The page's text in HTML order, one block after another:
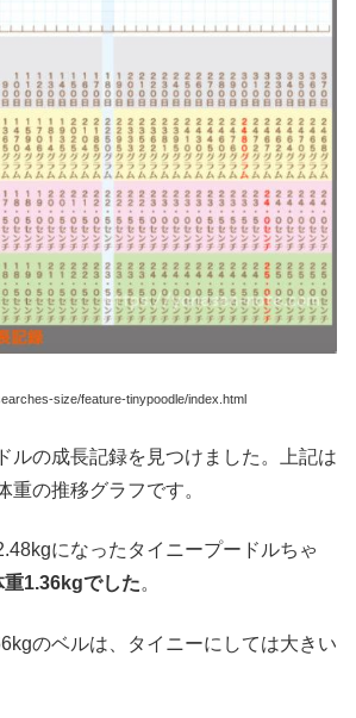
size/feature-tinypoodle/index.html
ルの成長記録を見つけました。上記は
重の推移グラフです。
になったタイニープードルちゃ
1.36kgでした。
のベルは、タイニーにしては大きい